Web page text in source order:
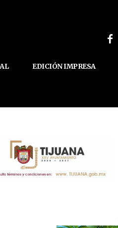
EDICIÓN IMPRESA